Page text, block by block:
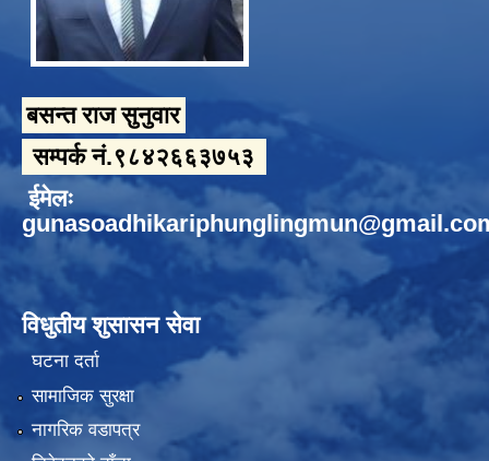
बसन्त राज सुनुवार
सम्पर्क नं.९८४२६६३७५३
ईमेलः
विधुतीय शुसासन सेवा
घटना दर्ता
सामाजिक सुरक्षा
नागरिक वडापत्र